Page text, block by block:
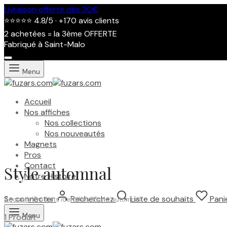
Livraison offerte dès 30€
⭐⭐⭐⭐⭐ 4.8/5 · +170 avis clients
2 achetées = la 3ème OFFERTE
Fabriqué à Saint-Malo
Menu
Accueil
Nos affiches
Nos collections
Nos nouveautés
Magnets
Pros
Contact
Notre Histoire
Se connecter Recherchez Liste de souhaits
Menu
Style automnal
Accueil/Produits identifiés “Style automnal”
1 Produit